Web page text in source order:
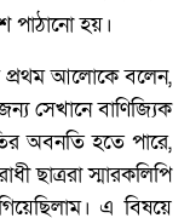
পাঠানো হয়।
প্রথম আলোকে বলেন,
সেখানে বাণিজ্যিক
অবনতি হতে পারে,
ছাত্ররা স্মারকলিপি
এ বিষয়ে